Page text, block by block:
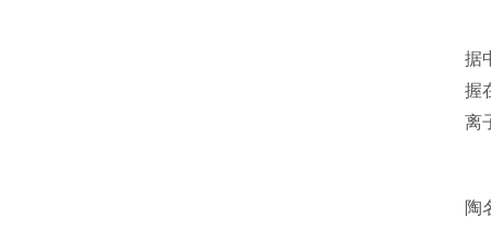
据
握
离
陶